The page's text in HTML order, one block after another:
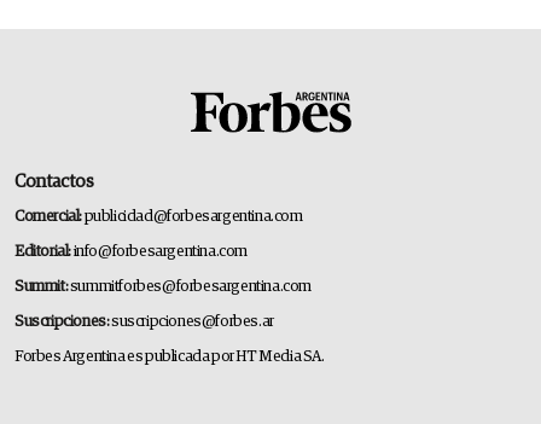
Contactos
Comercial:publicidad@forbesargentina.com
Editorial:info@forbesargentina.com
Summit:summitforbes@forbesargentina.com
Suscripciones:suscripciones@forbes.ar
Forbes Argentina es publicada por HT Media SA.